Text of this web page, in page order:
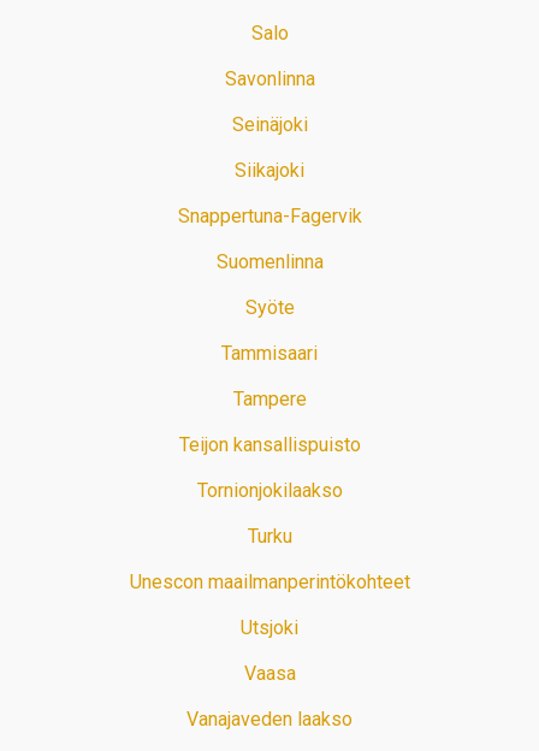
Salo
Savonlinna
Seinäjoki
Siikajoki
Snappertuna-Fagervik
Suomenlinna
Syöte
Tammisaari
Tampere
Teijon kansallispuisto
Tornionjokilaakso
Turku
Unescon maailmanperintökohteet
Utsjoki
Vaasa
Vanajaveden laakso